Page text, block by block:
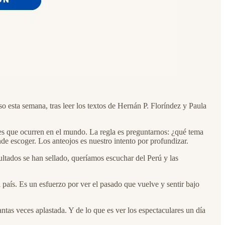
semana, tras leer los textos de Hernán P. Floríndez y Paula
ocurren en el mundo. La regla es preguntarnos: ¿qué tema
escoger. Los anteojos es nuestro intento por profundizar.
se han sellado, queríamos escuchar del Perú y las
Es un esfuerzo por ver el pasado que vuelve y sentir bajo
veces aplastada. Y de lo que es ver los espectaculares un día